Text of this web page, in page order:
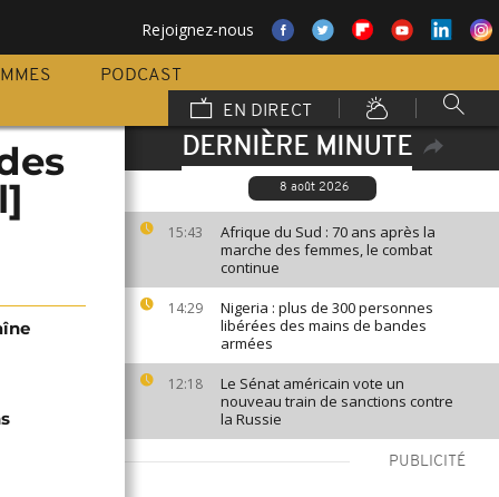
Rejoignez-nous
PODCAST
EN DIRECT
DERNIÈRE MINUTE
8 août 2026
15:43
Afrique du Sud : 70 ans après la
marche des femmes, le combat
continue
14:29
Nigeria : plus de 300 personnes
libérées des mains de bandes
armées
12:18
Le Sénat américain vote un
nouveau train de sanctions contre
la Russie
PUBLICITÉ